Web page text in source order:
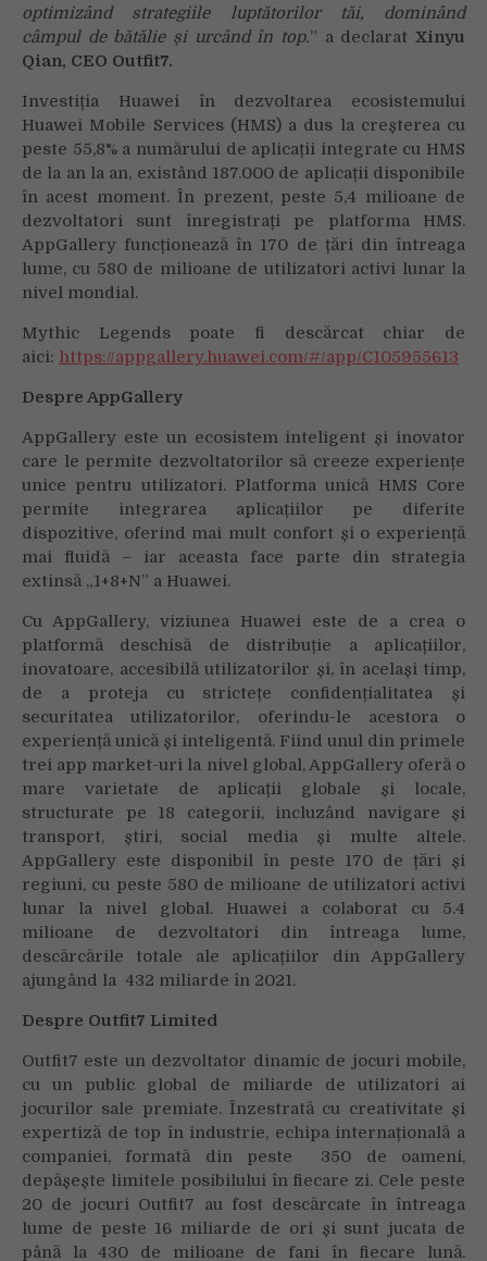
optimizând strategiile luptătorilor tăi, dominând
câmpul de bătălie și urcând în top.” a declarat Xinyu
Qian, CEO Outfit7.
Investiția Huawei în dezvoltarea ecosistemului
Huawei Mobile Services (HMS) a dus la creșterea cu
peste 55,8% a numărului de aplicații integrate cu HMS
de la an la an, existând 187.000 de aplicații disponibile
în acest moment. În prezent, peste 5,4 milioane de
dezvoltatori sunt înregistrați pe platforma HMS.
AppGallery funcționează în 170 de țări din întreaga
lume, cu 580 de milioane de utilizatori activi lunar la
nivel mondial.
Mythic Legends poate fi descărcat chiar de
aici: https://appgallery.huawei.com/#/app/C105955613
Despre AppGallery
AppGallery este un ecosistem inteligent și inovator
care le permite dezvoltatorilor să creeze experiențe
unice pentru utilizatori. Platforma unică HMS Core
permite integrarea aplicațiilor pe diferite
dispozitive, oferind mai mult confort și o experiență
mai fluidă – iar aceasta face parte din strategia
extinsă „1+8+N” a Huawei.
Cu AppGallery, viziunea Huawei este de a crea o
platformă deschisă de distribuție a aplicațiilor,
inovatoare, accesibilă utilizatorilor și, în același timp,
de a proteja cu strictețe confidențialitatea și
securitatea utilizatorilor, oferindu-le acestora o
experiență unică și inteligentă. Fiind unul din primele
trei app market-uri la nivel global, AppGallery oferă o
mare varietate de aplicații globale și locale,
structurate pe 18 categorii, incluzând navigare și
transport, știri, social media și multe altele.
AppGallery este disponibil în peste 170 de țări și
regiuni, cu peste 580 de milioane de utilizatori activi
lunar la nivel global. Huawei a colaborat cu 5.4
milioane de dezvoltatori din întreaga lume,
descărcările totale ale aplicațiilor din AppGallery
ajungând la 432 miliarde în 2021.
Despre Outfit7 Limited
Outfit7 este un dezvoltator dinamic de jocuri mobile,
cu un public global de miliarde de utilizatori ai
jocurilor sale premiate. Înzestrată cu creativitate și
expertiză de top în industrie, echipa internațională a
companiei, formată din peste 350 de oameni,
depășește limitele posibilului în fiecare zi. Cele peste
20 de jocuri Outfit7 au fost descărcate în întreaga
lume de peste 16 miliarde de ori și sunt jucata de
până la 430 de milioane de fani în fiecare lună.